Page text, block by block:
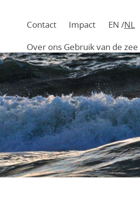
in
hoofding
Contact Impact EN NL
Main
navigation
Over ons Gebruik van de zee